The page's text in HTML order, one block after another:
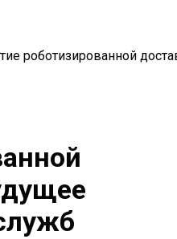
роботизированной